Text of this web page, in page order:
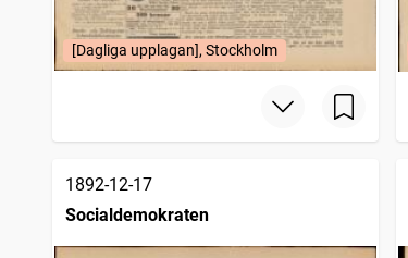
[Dagliga upplagan], Stockholm
1892-12-17
Socialdemokraten